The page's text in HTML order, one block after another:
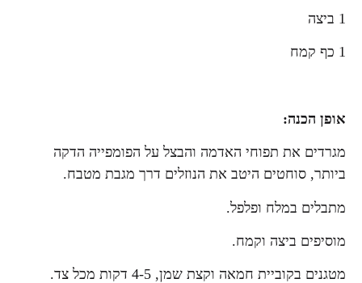
1 ביצה
1 כף קמח
אופן הכנה:
מגרדים את תפוחי האדמה והבצל על הפומפייה הדקה
ביותר, סוחטים היטב את הנוזלים דרך מגבת מטבח.
מתבלים במלח ופלפל.
מוסיפים ביצה וקמח.
מטגנים בקוביית חמאה וקצת שמן, 4-5 דקות מכל צד.